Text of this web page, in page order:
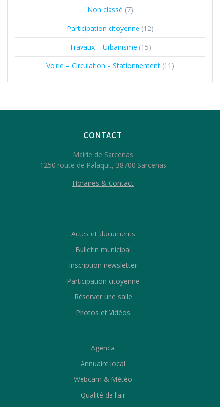
Non classé (7)
Participation citoyenne (12)
Travaux – Urbanisme (15)
Voirie – Circulation – Stationnement(11)
CONTACT
Mairie de Sarcenas
1250 route de Palaquit, 38700 Sarcenas
Horaires & Contact
Actes et documents
Bulletin municipal
Inscription newsletter
Participation citoyenne
Réserver une salle
Photos et Vidéos
Agenda
Annuaire local
Webcam & Météo
Qualité de l’air